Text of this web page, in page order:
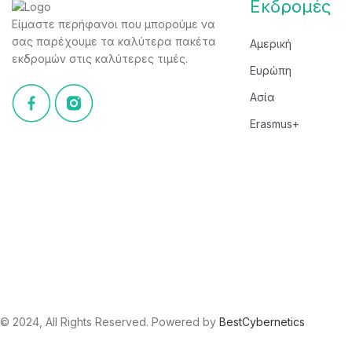
Είμαστε περήφανοι που μπορούμε να
σας παρέχουμε τα καλύτερα πακέτα
εκδρομών στις καλύτερες τιμές.
Εκδρομές
Αμερική
Ευρώπη
Ασία
Erasmus+
© 2024, All Rights Reserved. Powered by BestCybernetics